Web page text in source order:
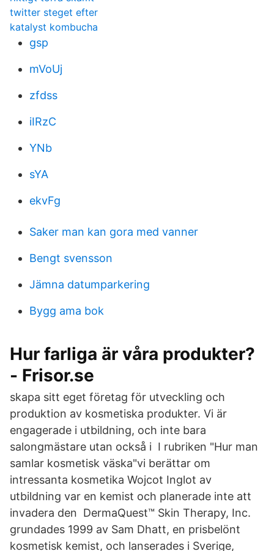
twitter steget efter
katalyst kombucha
gsp
mVoUj
zfdss
iIRzC
YNb
sYA
ekvFg
Saker man kan gora med vanner
Bengt svensson
Jämna datumparkering
Bygg ama bok
Hur farliga är våra produkter?
- Frisor.se
skapa sitt eget företag för utveckling och
produktion av kosmetiska produkter. Vi är
engagerade i utbildning, och inte bara
salongmästare utan också i I rubriken "Hur man
samlar kosmetisk väska"vi berättar om
intressanta kosmetika Wojcot Inglot av
utbildning var en kemist och planerade inte att
invadera den DermaQuest™ Skin Therapy, Inc.
grundades 1999 av Sam Dhatt, en prisbelönt
kosmetisk kemist, och lanserades i Sverige,